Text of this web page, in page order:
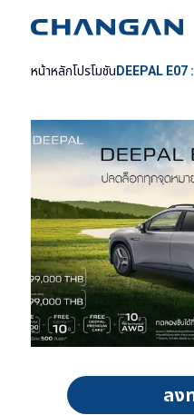
หน้าหลักโปรโมชัน DEEPAL
ลง